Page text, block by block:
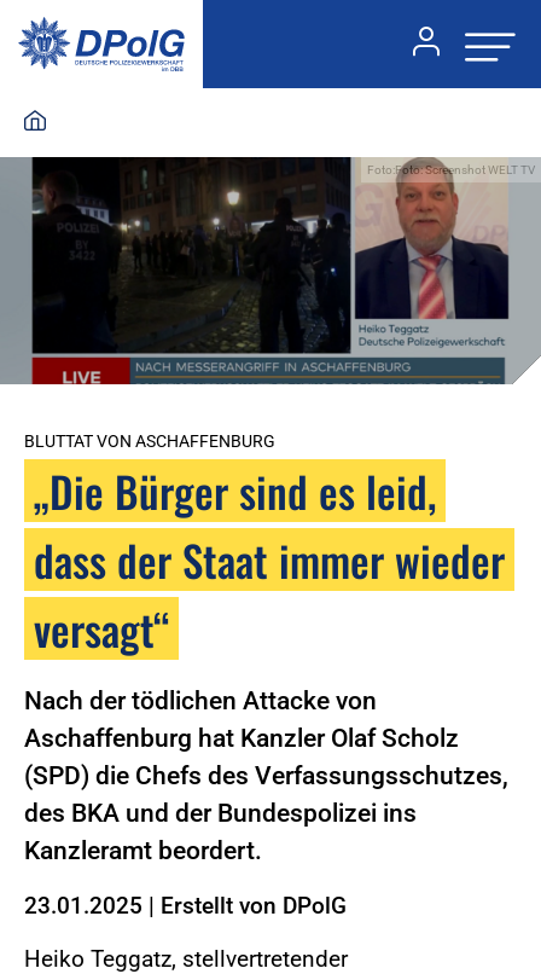
Foto:Foto: Screenshot WELT TV
BLUTTAT VON ASCHAFFENBURG
„Die Bürger sind es leid,
dass der Staat immer wieder
versagt“
Nach der tödlichen Attacke von
Aschaffenburg hat Kanzler Olaf Scholz
(SPD) die Chefs des Verfassungsschutzes,
des BKA und der Bundespolizei ins
Kanzleramt beordert.
23.01.2025 | Erstellt von DPolG
Heiko Teggatz, stellvertretender